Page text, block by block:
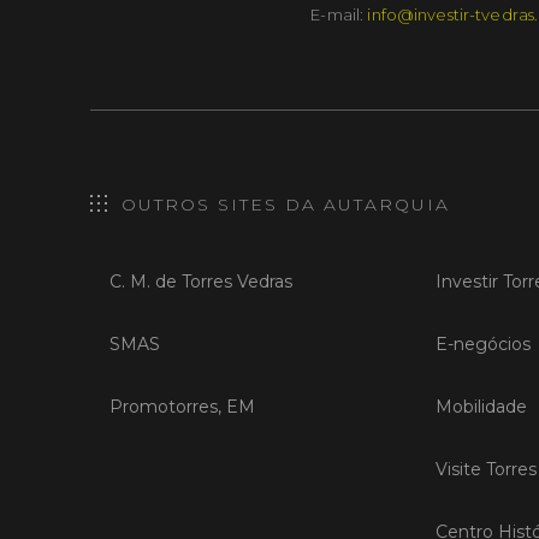
E-mail: info@investir-
OUTROS SITES DA AUTARQUIA
C. M. de Torres Vedras
SMAS
Promotorres, EM
Investir
E-negócios
Mobilidade
Visite
Centro